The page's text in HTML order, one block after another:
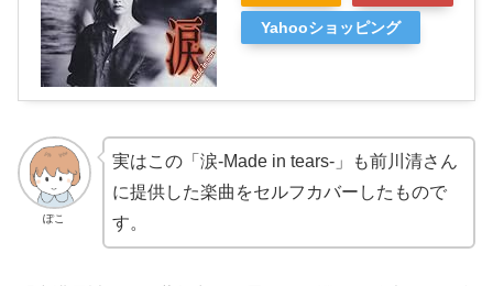
Yahooショッピング
ぽこ
実はこの「涙-Made in tears-」も前川清さん
に提供した楽曲をセルフカバーしたもので
す。